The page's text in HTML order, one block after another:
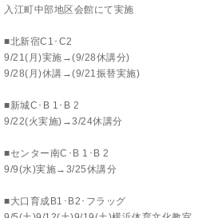
入江町中部地区会館にて実施
■北新宿C1･C2
9/21(月)実施→(9/28休講分)
9/28(月)休講→(9/21振替実施)
■新城C･B 1･B 2
9/22(火実施)→3/24休講分
■センター南C･B 1･B 2
9/9(水)実施→3/25休講分
■大口育成B1･B2･フラッグ